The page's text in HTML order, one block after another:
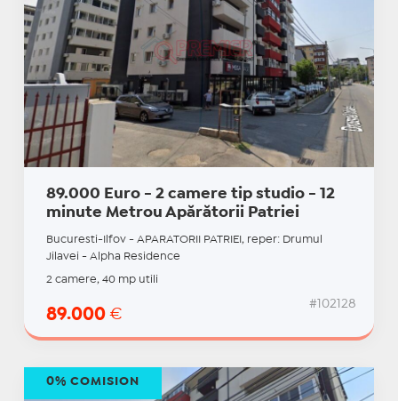
89.000 Euro - 2 camere tip studio - 12
minute Metrou Apărătorii Patriei
Bucuresti-Ilfov - APARATORII PATRIEI, reper: Drumul
Jilavei - Alpha Residence
2 camere, 40 mp utili
89.000 €
#102128
0% COMISION